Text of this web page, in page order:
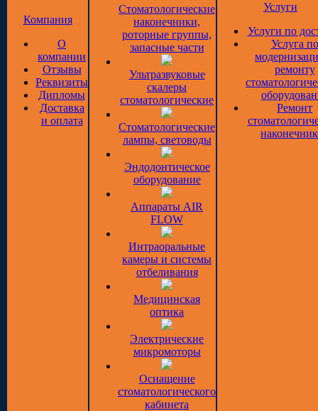
Компания
О
компании
Отзывы
Реквизиты
Дипломы
Доставка
и оплата
Стоматологические
наконечники,
роторные группы,
запасные части
Ультразвуковые
скалеры
стоматологические
Стоматологические
лампы, световоды
Эндодонтическое
оборудование
Аппараты AIR
FLOW
Интраоральные
камеры и системы
отбеливания
Медицинская
оптика
Электрические
микромоторы
Оснащение
стоматологического
кабинета
Услуги
Услуги по
Услуга по
ремонту
Ремонт